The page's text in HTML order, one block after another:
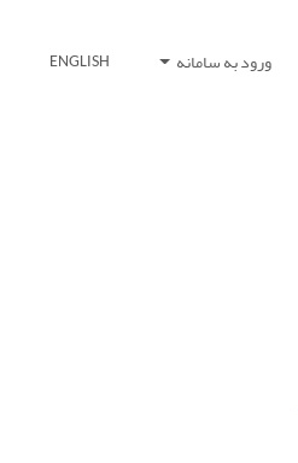
ورود به سامانه ENGLISH